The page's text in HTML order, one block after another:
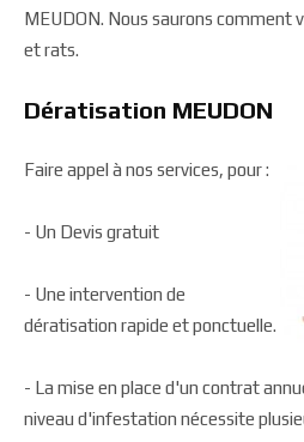
MEUDON. Nous saurons comment
et rats.
Dératisation MEUDON
Faire appel à nos services, pour :
- Un Devis gratuit
- Une intervention de
dératisation rapide et ponctuelle.
- La mise en place d'un contrat
niveau d'infestation nécessite